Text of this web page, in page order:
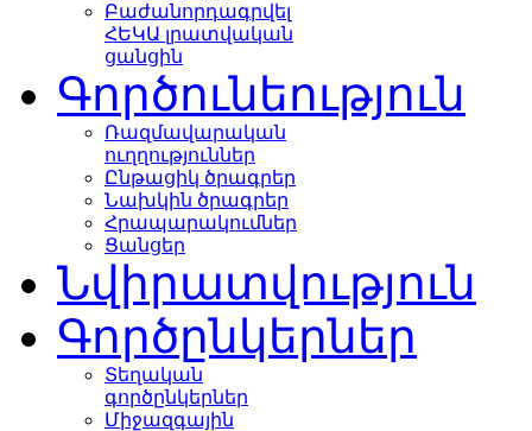
Բաժանորդագրվել
ՀԵԿԱ լրատվական
ցանցին
Գործունեություն
Ռազմավարական
ուղղություններ
Ընթացիկ ծրագրեր
Նախկին ծրագրեր
Հրապարակումներ
Ցանցեր
Նվիրատվություն
Գործընկերներ
Տեղական
գործընկերներ
Միջազգային